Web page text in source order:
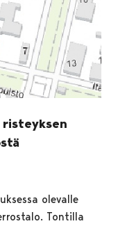
risteyksen
olevalle
Tontilla